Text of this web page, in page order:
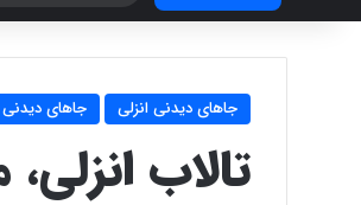
جاهای دیدنی انزلی جاهای دیدنی
تالاب